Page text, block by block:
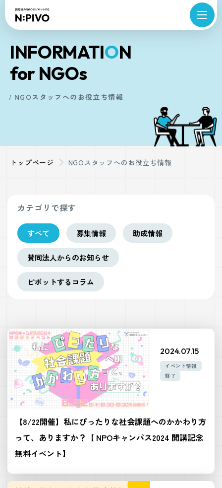
INFORMATION
for NGOs
NGOスタッフへのお役立ち情報
トップページ NGOスタッフへのお役立ち情報
カテゴリで探す
すべて 募集情報 助成情報
賛同法人からのお知らせ
ピボットするコラム
2024.07.15
イベント情報
終了
【8/22開催】私にぴったりな社会課題へのかかわり方
って、ありますか？【 NPOキャンパス2024 開講記念
無料イベント】